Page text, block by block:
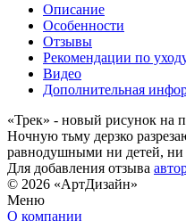
Описание
Особенности
Отзывы
Рекомендации по
Видео
Дополнительная
«Трек» - новый рисунок на
Ночную тьму дерзко
равнодушными ни детей, ни
Для добавления отзыва
© 2026 «АртДизайн»
Меню
О компании